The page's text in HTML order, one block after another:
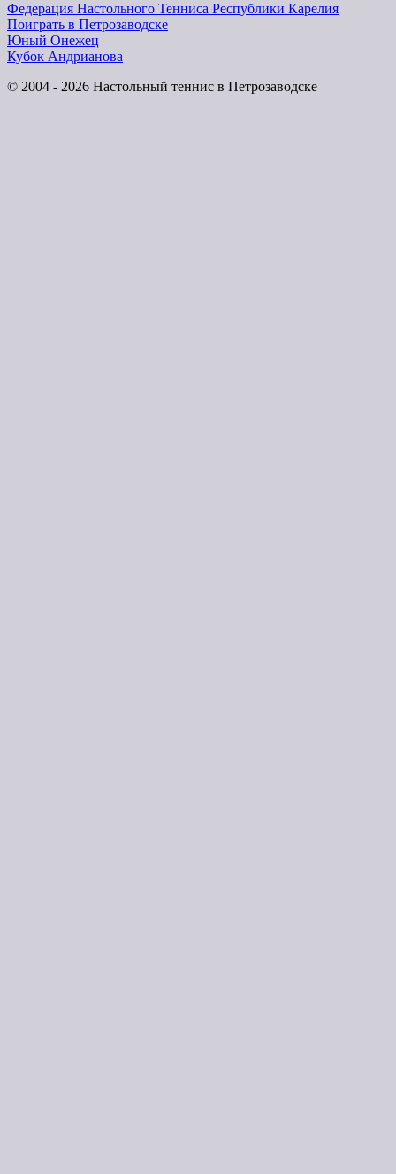
Федерация Настольного Тенниса Республики Карелия
Поиграть в Петрозаводске
Юный Онежец
Кубок Андрианова
© 2004 - 2026 Настольный теннис в Петрозаводске